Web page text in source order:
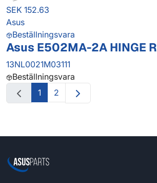
SEK 152.63
Asus
Beställningsvara
Asus E502MA-2A HINGE R
13NL0021M03111
Beställningsvara
1
2